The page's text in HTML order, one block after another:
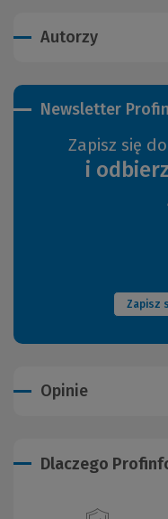
Autorzy
Newsletter
Zapisz się
i
Zapisz
Opinie
Dlaczego